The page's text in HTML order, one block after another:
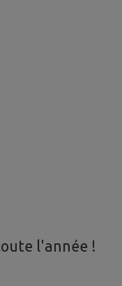
l'année !